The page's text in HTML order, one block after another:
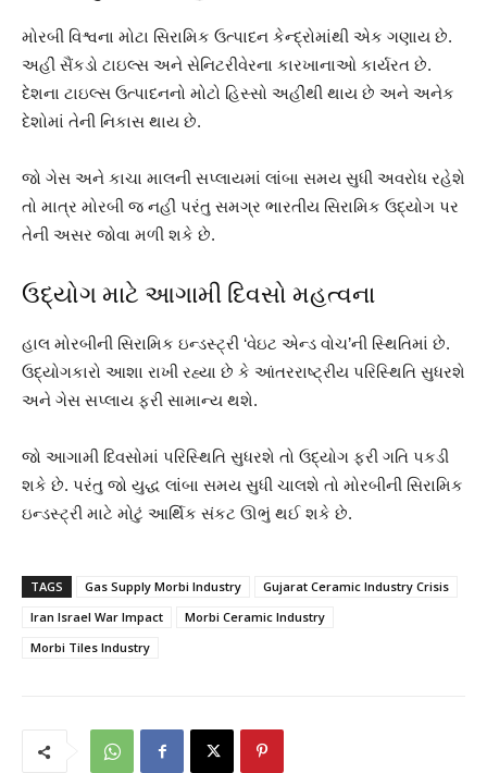
મોરબી વિશ્વના મોટા સિરામિક ઉત્પાદન કેન્દ્રોમાંથી એક ગણાય છે.
અહીં સૈંકડો ટાઇલ્સ અને સેનિટરીવેરના કારખાનાઓ કાર્યરત છે.
દેશના ટાઇલ્સ ઉત્પાદનનો મોટો હિસ્સો અહીંથી થાય છે અને અનેક
દેશોમાં તેની નિકાસ થાય છે.
જો ગેસ અને કાચા માલની સપ્લાયમાં લાંબા સમય સુધી અવરોધ રહેશે
તો માત્ર મોરબી જ નહીં પરંતુ સમગ્ર ભારતીય સિરામિક ઉદ્યોગ પર
તેની અસર જોવા મળી શકે છે.
ઉદ્યોગ માટે આગામી દિવસો મહત્વના
હાલ મોરબીની સિરામિક ઇન્ડસ્ટ્રી ‘વેઇટ એન્ડ વોચ’ની સ્થિતિમાં છે.
ઉદ્યોગકારો આશા રાખી રહ્યા છે કે આંતરરાષ્ટ્રીય પરિસ્થિતિ સુધરશે
અને ગેસ સપ્લાય ફરી સામાન્ય થશે.
જો આગામી દિવસોમાં પરિસ્થિતિ સુધરશે તો ઉદ્યોગ ફરી ગતિ પકડી
શકે છે. પરંતુ જો યુદ્ધ લાંબા સમય સુધી ચાલશે તો મોરબીની સિરામિક
ઇન્ડસ્ટ્રી માટે મોટું આર્થિક સંકટ ઊભું થઈ શકે છે.
TAGS Gas Supply Morbi Industry
Gujarat Ceramic Industry Crisis
Iran Israel War Impact
Morbi Ceramic Industry
Morbi Tiles Industry